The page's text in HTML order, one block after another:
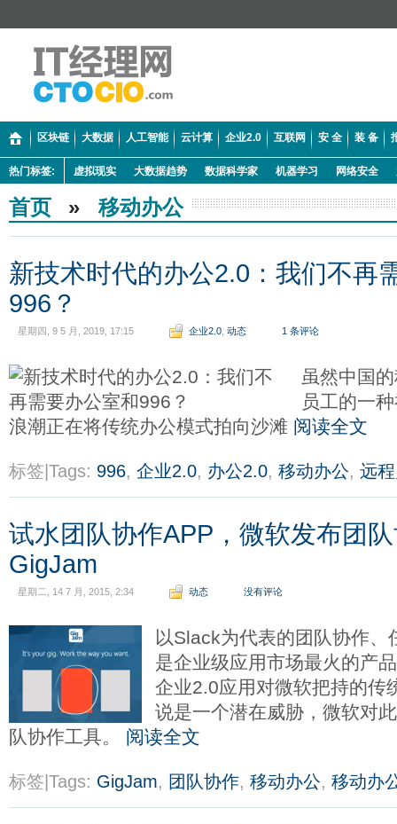
区块链 大数据 人工智能 云计算 企业2.0 互联网 安 全 装 备
热门标签: 虚拟现实 大数据趋势 数据科学家 机器学习 网络安全
首页 » 移动办公
新技术时代的办公2.0：我们不再
996？
星期四, 9 5 月, 2019, 17:15 企业2.0 动态 1 条评论
虽然中国
员工的一
浪潮正在将传统办公模式拍向沙滩 阅读全文
标签|Tags: 996, 企业2.0, 办公2.0, 移动办公, 远
试水团队协作APP，微软发布团
GigJam
星期二, 14 7 月, 2015, 2:34 动态 没有评论
以Slack为代表的团队协作
是企业级应用市场最火的产
企业2.0应用对微软把持的传
说是一个潜在威胁，微软对
队协作工具。 阅读全文
标签|Tags: GigJam, 团队协作, 移动办公, 移动办